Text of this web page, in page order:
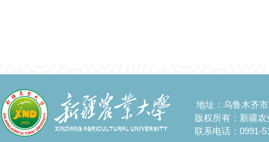
地址：乌鲁木齐
版权所有：新疆
联系电话：0991-